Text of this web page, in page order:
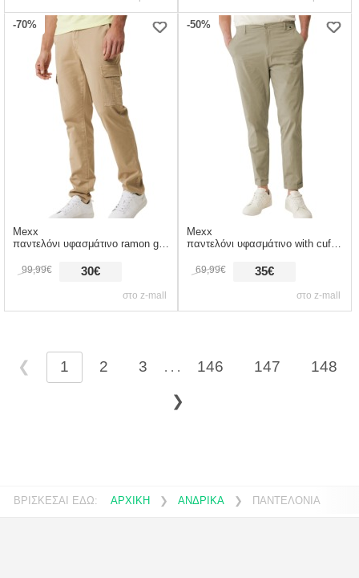
-70%
στο z-mall
Mexx
παντελόνι υφασμάτινο ramon gd cargo bm1326033m-sand ανδρικό
30€
99,99€
-50%
στο z-mall
Mexx
παντελόνι υφασμάτινο with cuff mf007003351m-taupe ανδρικό
35€
69,99€
❮ 1 2 3 . . . 146 147 148
❯
ΒΡΙΣΚΕΣΑΙ ΕΔΩ: ΑΡΧΙΚΗ ❯ ΑΝΔΡΙΚΑ ❯ ΠΑΝΤΕΛΟΝΙΑ